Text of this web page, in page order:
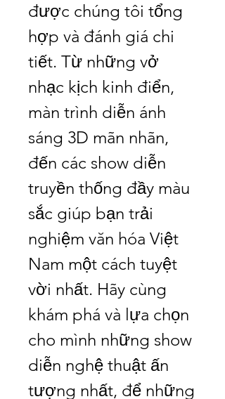
được chúng tôi tổng
hợp và đánh giá chi
tiết. Từ những vở
nhạc kịch kinh điển,
màn trình diễn ánh
sáng 3D mãn nhãn,
đến các show diễn
truyền thống đầy màu
sắc giúp bạn trải
nghiệm văn hóa Việt
Nam một cách tuyệt
vời nhất. Hãy cùng
khám phá và lựa chọn
cho mình những show
diễn nghệ thuật ấn
tượng nhất, để những